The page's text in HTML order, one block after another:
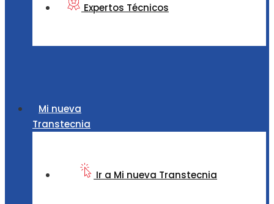
Expertos Técnicos
Mi nueva
Transtecnia
Ir a Mi nueva Transtecnia